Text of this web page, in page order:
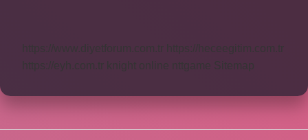
https://www.diyetforum.com.tr
https://heceegitim.com.tr
https://eyh.com.tr knight online nttgame Sitemap